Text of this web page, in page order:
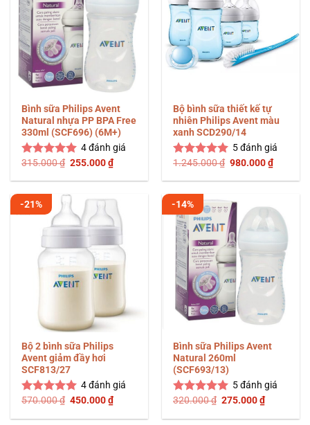
Bình sữa Philips Avent
Natural nhựa PP BPA Free
330ml (SCF696) (6M+)
Được xếp
4đánh giá
315.000₫ Giá
là:
255.000₫Giá
hiện
tại
255.000 ₫.
Bộ bình sữa thiết kế tự
nhiên Philips Avent màu
xanh SCD290/14
Được xếp
5đánh giá
1.245.000₫ Giá
là:
980.000₫Giá
hiện
tại
-21%
Bộ 2 bình sữa Philips
Avent giảm đầy hơi
SCF813/27
Được xếp
4đánh giá
570.000₫ Giá
là:
450.000₫Giá
hiện
tại
-14%
Bình sữa Philips Avent
Natural 260ml
(SCF693/13)
Được xếp
5đánh giá
320.000₫ Giá
là:
275.000₫Giá
hiện
tại